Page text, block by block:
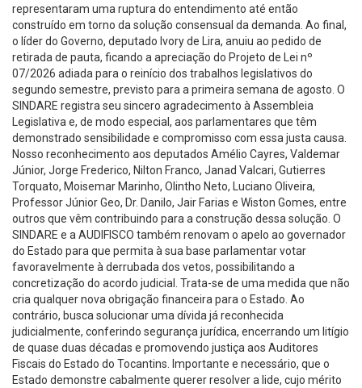
representaram uma ruptura do entendimento até então
construído em torno da solução consensual da demanda. Ao final,
o líder do Governo, deputado Ivory de Lira, anuiu ao pedido de
retirada de pauta, ficando a apreciação do Projeto de Lei nº
07/2026 adiada para o reinício dos trabalhos legislativos do
segundo semestre, previsto para a primeira semana de agosto. O
SINDARE registra seu sincero agradecimento à Assembleia
Legislativa e, de modo especial, aos parlamentares que têm
demonstrado sensibilidade e compromisso com essa justa causa.
Nosso reconhecimento aos deputados Amélio Cayres, Valdemar
Júnior, Jorge Frederico, Nilton Franco, Janad Valcari, Gutierres
Torquato, Moisemar Marinho, Olintho Neto, Luciano Oliveira,
Professor Júnior Geo, Dr. Danilo, Jair Farias e Wiston Gomes, entre
outros que vêm contribuindo para a construção dessa solução. O
SINDARE e a AUDIFISCO também renovam o apelo ao governador
do Estado para que permita à sua base parlamentar votar
favoravelmente à derrubada dos vetos, possibilitando a
concretização do acordo judicial. Trata-se de uma medida que não
cria qualquer nova obrigação financeira para o Estado. Ao
contrário, busca solucionar uma dívida já reconhecida
judicialmente, conferindo segurança jurídica, encerrando um litígio
de quase duas décadas e promovendo justiça aos Auditores
Fiscais do Estado do Tocantins. Importante e necessário, que o
Estado demonstre cabalmente querer resolver a lide, cujo mérito